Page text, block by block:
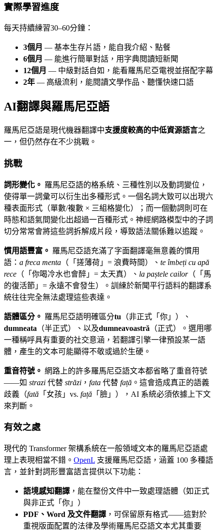
實際學習進度
每天持續練習30–60分鐘：
3個月 — 基本生存片語，能自我介紹、點餐
6個月 — 能進行簡單對話，用字典閱讀短新聞
12個月 — 中級對話自如，能看羅馬尼亞電視並搭配字幕
2年 — 高級流利，能閱讀文學作品、聽懂快速口語
AI翻譯與羅馬尼亞語
羅馬尼亞語是現代機器翻譯中支援度較高的中低資源語言之
一，但仍然存在不少挑戰。
挑戰
詞形變化。 羅馬尼亞語的格系統、三種性別以及動詞變位，
使得單一詞彙可以衍生出多種形式。一個名詞大致可以出現六
種表面形式（單數/複數 × 三組格變化）；而一個動詞則可在
時態和語氣間變化出超過一百種形式。神經網路模型中的子詞
切分常常會將這些詞拆解成片段，導致語法關係難以追蹤。
慣用語豐富。 羅馬尼亞語充滿了字面翻譯毫無意義的慣用
語： a freca menta （「搓薄荷」= 浪費時間）、 te îmbeți cu apă
rece （「你喝冷水也會醉」= 太天真）、 la paștele cailor（「馬
的復活節」= 永遠不會發生）。訓練於新聞平行語料的翻譯系
統往往完全無法處理這些表達。
語體區分。 羅馬尼亞語明確區分tu （非正式「你」）、
dumneata （半正式）、以及dumneavoastră （正式）。選用哪
一種稱呼具有重要的社交意涵，若翻譯引擎一律預設某一語
體，產生的文本可能顯得不敬或過於生硬。
重音符號。 網路上的許多羅馬尼亞語文本都省略了重音符號
——如 strazi 代替 străzi ， fata 代替 față 。這會造成真正的語義
歧義（fată 「女孩」vs. față 「臉」），AI 系統必須依據上下文
來判斷。
有效之處
現代的 Transformer 架構系統在一般領域文本的羅馬尼亞語處
理上表現相當不錯。 OpenL 支援羅馬尼亞語，涵蓋 100 多種語
言，並針對詞形豐富語言提供以下功能：
語境感知翻譯 ，能在整份文件中一致處理語體（如正式
與非正式「你」）
PDF、Word 及文件翻譯 ，可保留原有格式——這對於
重視版面配置的法律及學術羅馬尼亞語文本尤其重要